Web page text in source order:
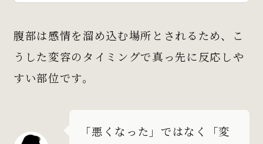
腹部は感情を溜め込む場所とされるため、こ
うした変容のタイミングで真っ先に反応しや
すい部位です。
「悪くなった」ではなく「変